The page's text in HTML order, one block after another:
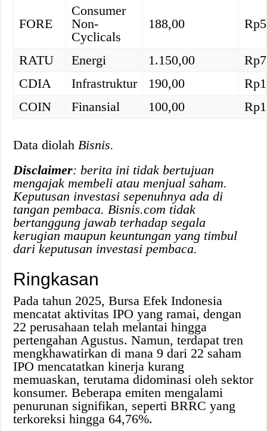
FORE
Consumer
Non-
Cyclicals
188,00
RATU Energi 1.150,00
CDIA
Infrastruktur 190,00
COIN
Finansial 100,00
Data diolahBisnis.
Disclaimer: berita ini tidak bertujuan
mengajak membeli atau menjual saham.
Keputusan investasi sepenuhnya ada di
tangan pembaca. Bisnis.com tidak
bertanggung jawab terhadap segala
kerugian maupun keuntungan yang timbul
dari keputusan investasi pembaca.
Ringkasan
Pada tahun 2025, Bursa Efek Indonesia
mencatat aktivitas IPO yang ramai, dengan
22 perusahaan telah melantai hingga
pertengahan Agustus. Namun, terdapat tren
mengkhawatirkan di mana 9 dari 22 saham
IPO mencatatkan kinerja kurang
memuaskan, terutama didominasi oleh sektor
konsumer. Beberapa emiten mengalami
penurunan signifikan, seperti BRRC yang
terkoreksi hingga 64,76%.